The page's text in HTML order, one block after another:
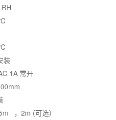
装
1A 常开
，2m (可选）